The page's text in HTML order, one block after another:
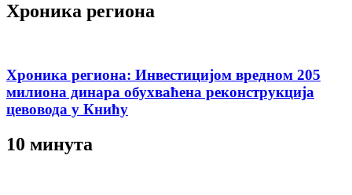
Хроника региона
Хроника региона: Инвестицијом вредном 205
милиона динара обухваћена реконструкција
цевовода у Книћу
10 минута